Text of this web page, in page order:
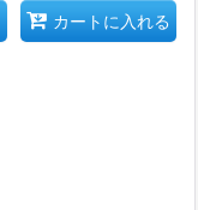
カートに入れる